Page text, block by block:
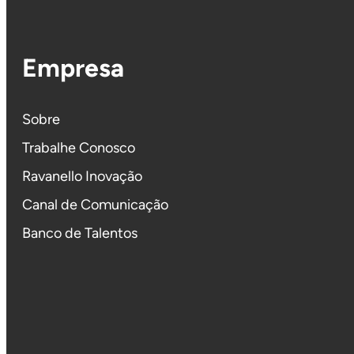
Empresa
Sobre
Trabalhe Conosco
Ravanello Inovação
Canal de Comunicação
Banco de Talentos